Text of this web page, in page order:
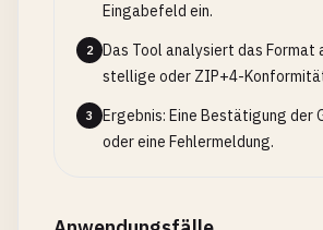
Eingabefeld ein.
2
Das Tool analysiert das Format
stellige oder ZIP+4-
3
Ergebnis: Eine Bestätigung der
oder eine Fehlermeldung.